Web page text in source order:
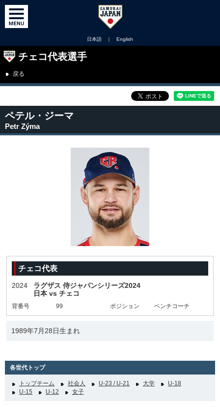
日本語 ｜ English
チェコ代表選手
戻る
ペテル・ジーマ
Petr Zýma
チェコ代表
2024
ラグザス 侍ジャパンシリーズ2024
日本 vs チェコ
背番号 99 ポジション ベンチコーチ
1989年7月28日生まれ
各世代トップ
トップチーム 社会人 U-23 / U-21 大学
U-18
U-15
U-12 女子